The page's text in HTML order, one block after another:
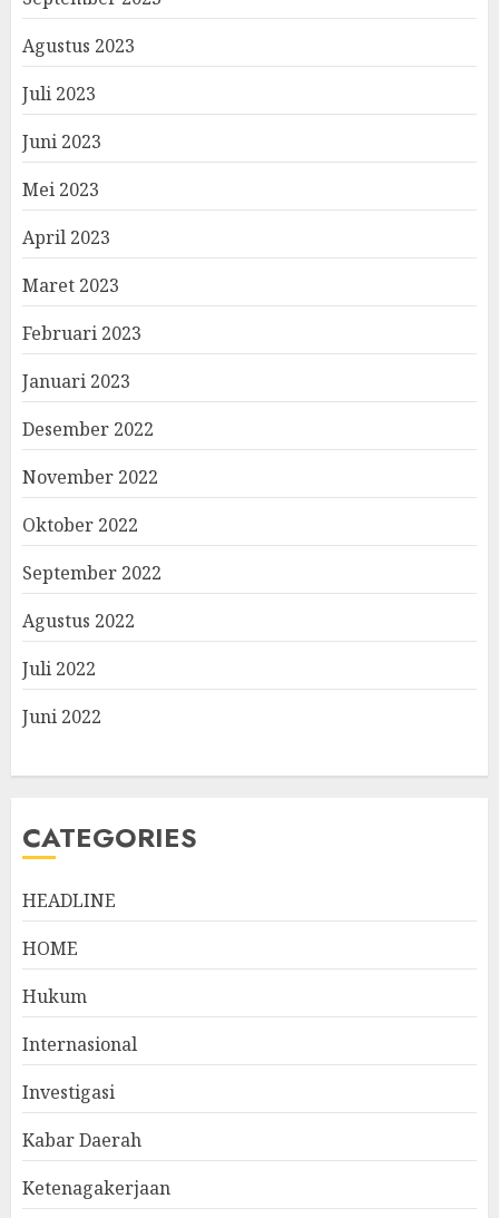
Agustus 2023
Juli 2023
Juni 2023
Mei 2023
April 2023
Maret 2023
Februari 2023
Januari 2023
Desember 2022
November 2022
Oktober 2022
September 2022
Agustus 2022
Juli 2022
Juni 2022
CATEGORIES
HEADLINE
HOME
Hukum
Internasional
Investigasi
Kabar Daerah
Ketenagakerjaan